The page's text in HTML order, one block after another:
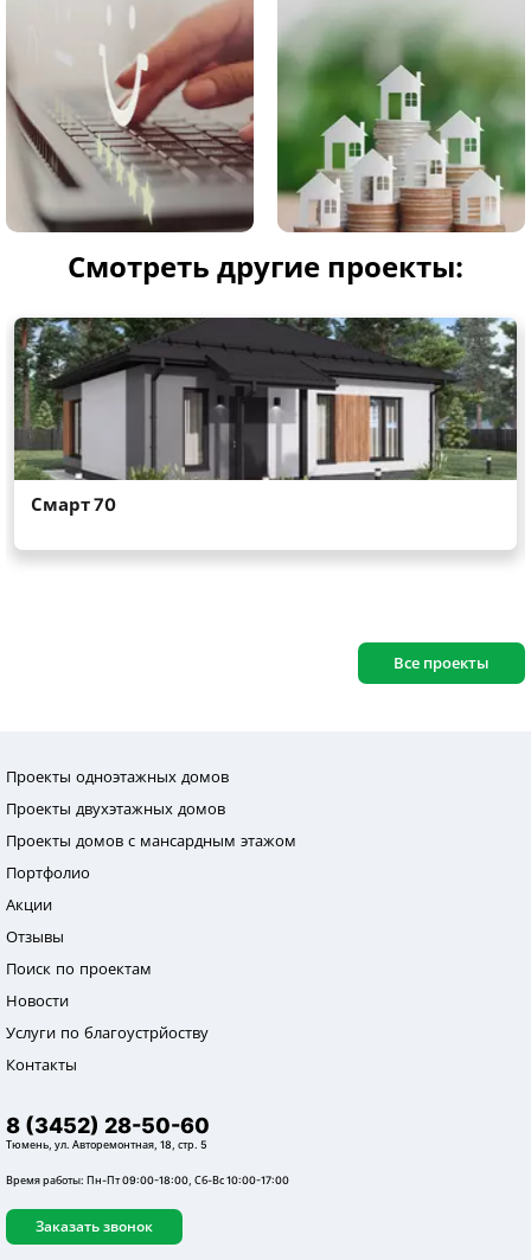
Смотреть другие проекты:
Все проекты
Проекты одноэтажных домов
Проекты двухэтажных домов
Проекты домов с мансардным этажом
Портфолио
Акции
Отзывы
Поиск по проектам
Новости
Услуги по благоустрйоству
Контакты
8 (3452) 28-50-60
Тюмень, ул. Авторемонтная, 18, стр. 5
Время работы: Пн-Пт 09:00-18:00, Сб-Вс 10:00-17:00
Заказать звонок